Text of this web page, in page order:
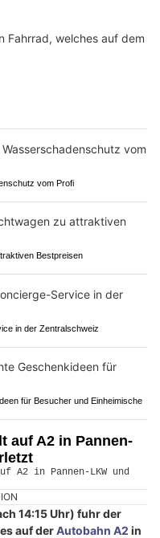
Fahrrad, welches auf dem
vom Profi
Bestpreisen
in der Zentralschweiz
für Besucher und Einheimische
auf A2 in Pannen-
14:15 Uhr) fuhr der
auf derAutobahn A2 in